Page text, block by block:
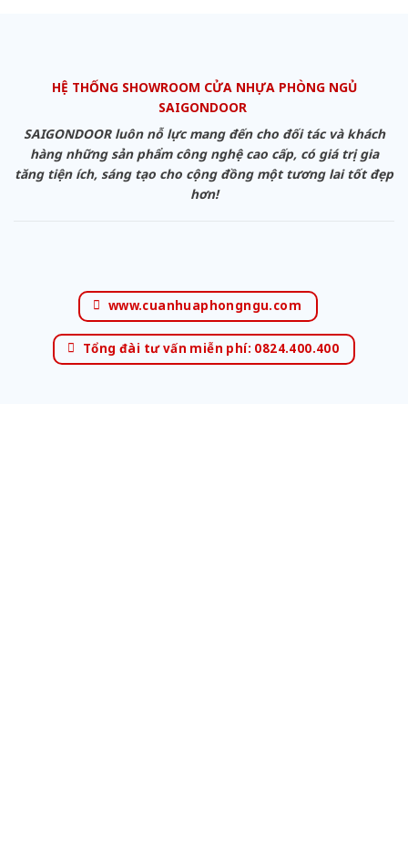
HỆ THỐNG SHOWROOM CỬA NHỰA PHÒNG NGỦ
SAIGONDOOR
SAIGONDOOR luôn nỗ lực mang đến cho đối tác và khách
hàng những sản phẩm công nghệ cao cấp, có giá trị gia
tăng tiện ích, sáng tạo cho cộng đồng một tương lai tốt đẹp
hơn!
www.cuanhuaphongngu.com
Tổng đài tư vấn miễn phí: 0824.400.400